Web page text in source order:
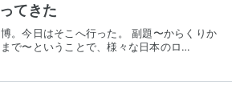
てきた
。今日はそこへ行った。 副題〜からくりか
で〜ということで、様々な日本のロ…